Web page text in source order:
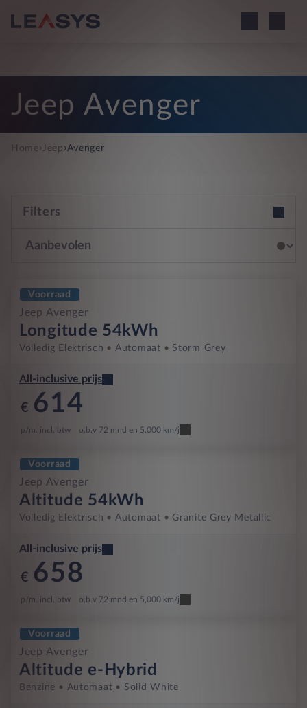
Jeep Avenger
Home›Jeep ›Avenger
Filters
Voorraad
Jeep Avenger
Longitude 54kWh
Volledig Elektrisch Automaat Storm Grey
All-inclusive prijs
€ 614
p/m. incl. btw o.b.v 72 mnd en 5,000 km/j
Voorraad
Jeep Avenger
Altitude 54kWh
Volledig Elektrisch Automaat Granite Grey Metallic
All-inclusive prijs
€ 658
p/m. incl. btw o.b.v 72 mnd en 5,000 km/j
Voorraad
Jeep Avenger
Altitude e-Hybrid
Benzine Automaat Solid White